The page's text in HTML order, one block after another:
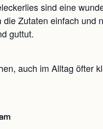
sind eine
Zutaten einfach und
guttut.
auch im Alltag öfter